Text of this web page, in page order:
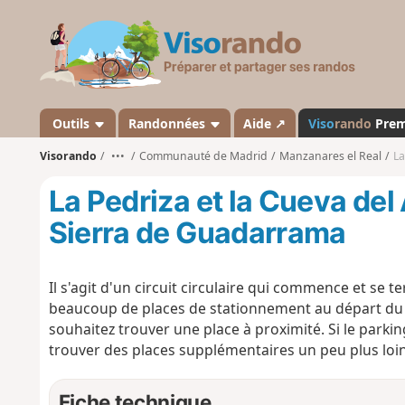
s
a
n
d
Outils Randonnées Aide ↗ Visorando
Visorando ••• Communauté de Madrid Manzanares el Real
La Pedriza et la Cueva
Sierra de Guadarrama
Il s'agit d'un circuit circulaire qui commence et se
beaucoup de places de stationnement au départ
souhaitez trouver une place à proximité. Si le
trouver des places supplémentaires un peu plus